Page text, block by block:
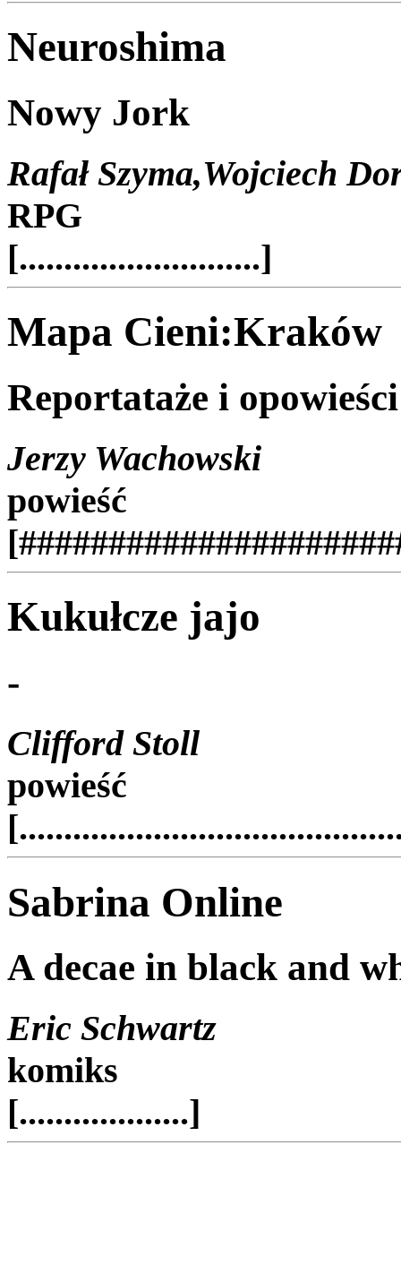
Neuroshima
Nowy Jork
Rafał Szyma,Wojciech
RPG
[...........................]
Mapa Cieni:Kraków
Reportataże i
Jerzy Wachowski
powieść
Kukułcze jajo
-
Clifford Stoll
powieść
Sabrina Online
A decae in black and
Eric Schwartz
komiks
[...................]